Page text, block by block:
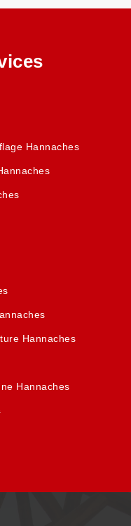
Hannaches
Hannaches
Hannaches